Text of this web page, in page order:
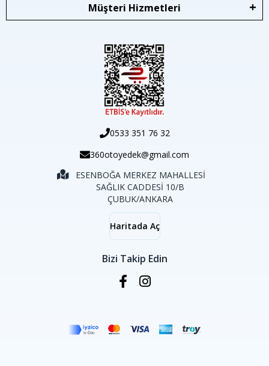
Müşteri Hizmetleri
0533 351 76 32
360otoyedek@gmail.com
ESENBOĞA MERKEZ MAHALLESİ
SAĞLIK CADDESİ 10/B
ÇUBUK/ANKARA
Haritada Aç
Bizi Takip Edin